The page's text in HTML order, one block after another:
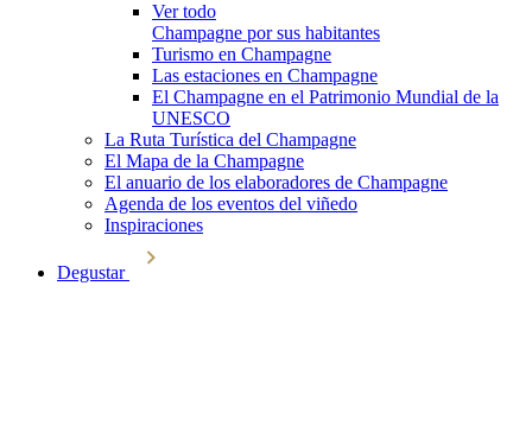
Ver todo
Champagne por sus habitantes
Turismo en Champagne
Las estaciones en Champagne
El Champagne en el Patrimonio Mundial de la
UNESCO
La Ruta Turística del Champagne
El Mapa de la Champagne
El anuario de los elaboradores de Champagne
Agenda de los eventos del viñedo
Inspiraciones
Degustar